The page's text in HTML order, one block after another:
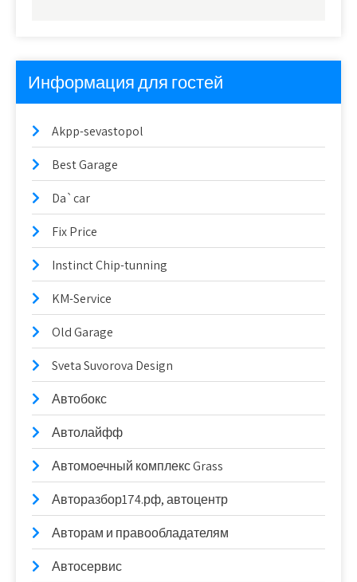
Информация для гостей
Akpp-sevastopol
Best Garage
Da`car
Fix Price
Instinct Chip-tunning
KM-Service
Old Garage
Sveta Suvorova Design
Автобокс
Автолайфф
Автомоечный комплекс Grass
Авторазбор174.рф, автоцентр
Авторам и правообладателям
Автосервис